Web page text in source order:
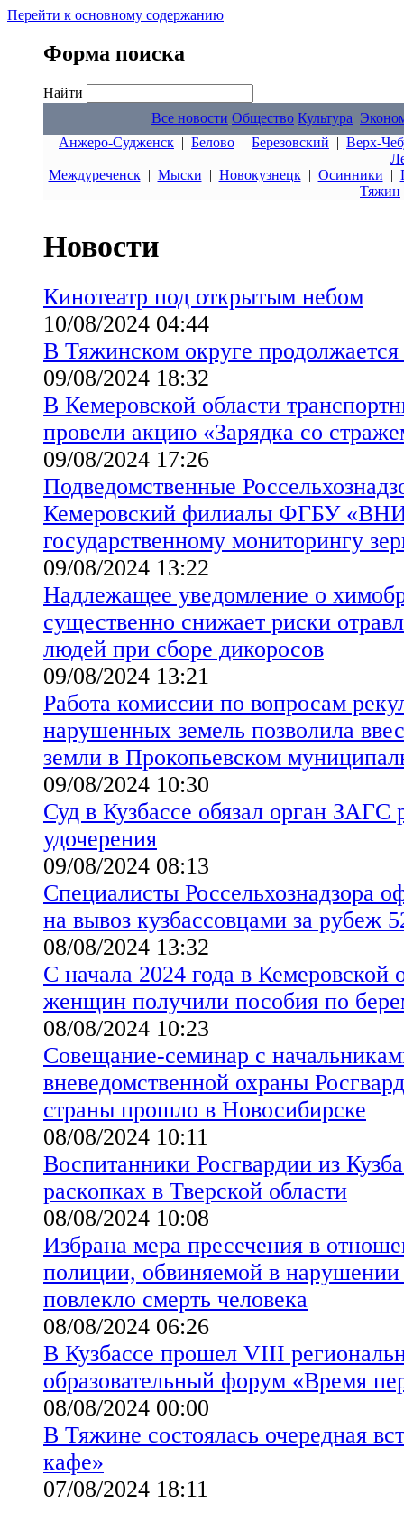
Перейти к основному содержанию
Форма поиска
Найти
Все новости Общество Культура
Анжеро-Судженск | Белово | Березовский | Верх-
Междуреченск| Мыски | Новокузнецк| Осинники |
Тяжин
Новости
Кинотеатр под открытым небом
10/08/2024 04:44
В Тяжинском округе продолжается
09/08/2024 18:32
В Кемеровской области
провели акцию «Зарядка со
09/08/2024 17:26
Подведомственные
Кемеровский филиалы ФГБУ
государственному мониторингу
09/08/2024 13:22
Надлежащее уведомление о
существенно снижает риски
людей при сборе дикоросов
09/08/2024 13:21
Работа комиссии по вопросам
нарушенных земель позволила
земли в Прокопьевском
09/08/2024 10:30
Суд в Кузбассе обязал орган ЗАГС
удочерения
09/08/2024 08:13
Специалисты Россельхознадзора
на вывоз кузбассовцами за рубеж
08/08/2024 13:32
С начала 2024 года в Кемеровской
женщин получили пособия по
08/08/2024 10:23
Совещание-семинар с
вневедомственной охраны
страны прошло в Новосибирске
08/08/2024 10:11
Воспитанники Росгвардии из
раскопках в Тверской области
08/08/2024 10:08
Избрана мера пресечения в
полиции, обвиняемой в
повлекло смерть человека
08/08/2024 06:26
В Кузбассе прошел VIII
образовательный форум «Время
08/08/2024 00:00
В Тяжине состоялась очередная
кафе»
07/08/2024 18:11